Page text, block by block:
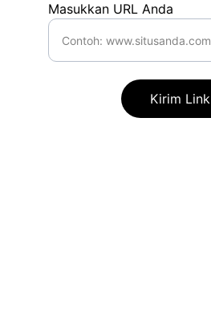
Masukkan URL Anda
Kirim Link